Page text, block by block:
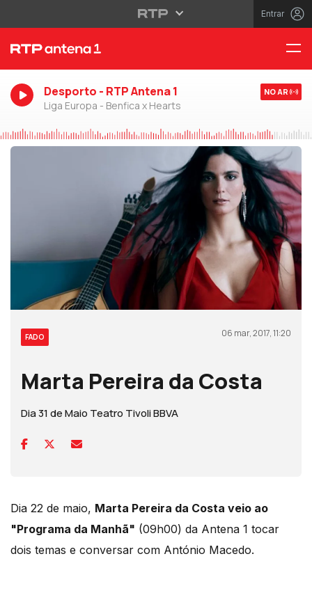
Entrar
Desporto - RTP Antena 1
Liga Europa - Benfica x Hearts
NO AR
FADO 06 mar, 2017, 11:20
Marta Pereira da Costa
Dia 31 de Maio Teatro Tivoli BBVA
Dia 22 de maio, Marta Pereira da Costa veio ao
"Programa da Manhã" (09h00) da Antena 1 tocar
dois temas e conversar com António Macedo.